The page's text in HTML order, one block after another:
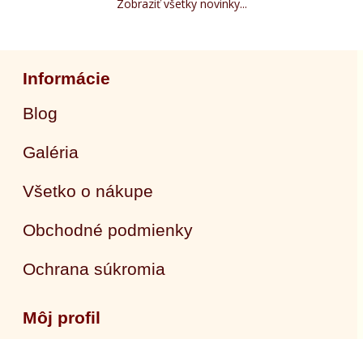
Zobraziť všetky novinky...
Informácie
Blog
Galéria
Všetko o nákupe
Obchodné podmienky
Ochrana súkromia
Môj profil